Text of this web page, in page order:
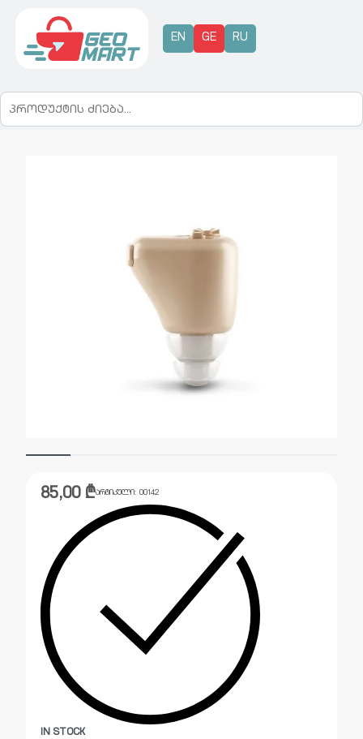
EN GE RU
85,00 ₾არტიკული: 00142
IN STOCK